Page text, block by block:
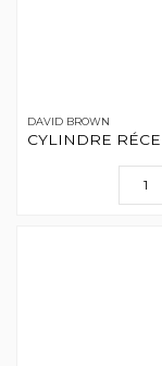
DAVID BROWN
CYLINDRE